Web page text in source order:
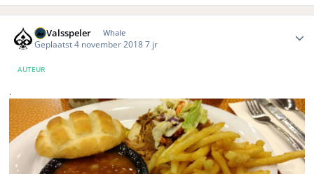
DeValsspeler Whale
Geplaatst4 november 20187 jr
AUTEUR
.